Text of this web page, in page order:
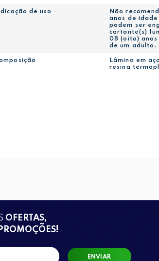
de uso
Não
anos de
podem ser
cortante(s)
08 (oito) anos
de um
Lâmina em
resina
OFERTAS,
ENVIAR